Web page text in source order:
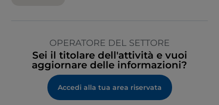
OPERATORE DEL SETTORE
Sei il titolare dell'attività e vuoi
aggiornare delle informazioni?
Accedi alla tua area riservata